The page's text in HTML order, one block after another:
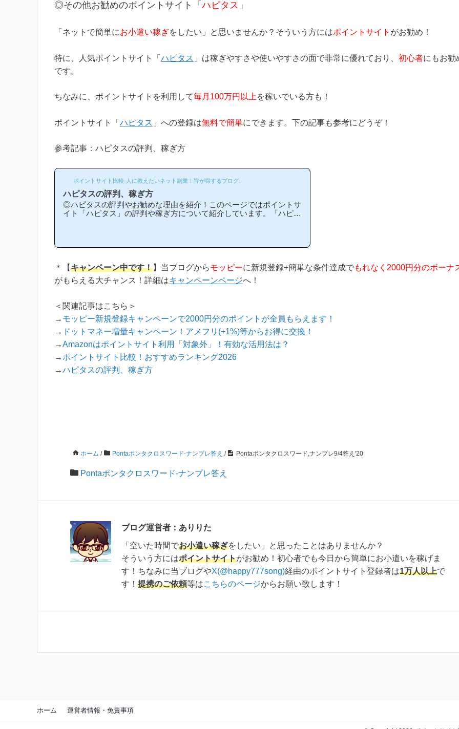
なものです。(*ちなみに「2000円分のボーナス」というのは過去の
◎その他お勧めのポイントサイト「 ハピタス 」
「ネットで簡単にお小遣い稼ぎをしたい」と思いませんか？そういう方にはポイントサイト がお勧め！
特に、人気ポイントサイト「 ハピタス 」は稼ぎやすさや使いやすさの面で非常に優れており、 初心者にもお勧
です。
ちなみに、ポイントサイトを利用して毎月100万円以上 を稼いでいる方も！
ポイントサイト「 ハピタス 」への登録は無料で簡単にできます。下の記事も参考にどうぞ！
参考記事：ハピタスの評判、稼ぎ方
ポイントサイト比較-人に教えたいネット副業！皆が得するブログ-
ハピタスの評判、稼ぎ方
◎ハピタスの評判やお勧めな理由を紹介！このページではポイントサ
イト「ハピタス」の評判や稼ぎ方について紹介しています。「ハピタ
指しており、おかげ様で当ブログからハピタス等のポイントサイトに
への新規登録はほんの数分で簡単にできるので、下の記事を参考に進
め...
＊【キャンペーン中です！】当ブログからモッピーに新規登録+簡単な条件達成でもれなく2000円分のボーナ
がもらえる大チャンス！詳細はキャンペーンページへ！
＜関連記事はこちら＞
→ モッピー新規登録キャンペーンで2000円分のポイントが全員もらえます！
→ ドットマネー増量キャンペーン！アメフリ(+1%)等からお得に交換！
→Amazonはポイントサイト利用「対象外」！有効な活用法は？
→ ポイントサイト比較！おすすめランキング2026
→ハピタスの評判、稼ぎ方
ホーム / Pontaポンタクロスワード-ナンプレ答え / Pontaポンタクロスワード,ナンプレ9/4答え'20
Pontaポンタクロスワード-ナンプレ答え
ブログ運営者：ありりた
「空いた時間でお小遣い稼ぎをしたい」と思ったことはありませんか？
そういう方にはポイントサイトがお勧め！初心者でも今日から簡単にお小遣いを稼げま
す！ちなみに当ブログやX(@happy777song)経由のポイントサイト登録者は1万人以上で
す！ 提携のご依頼等はこちらのページからお願い致します！
ホーム 運営者情報・免責事項